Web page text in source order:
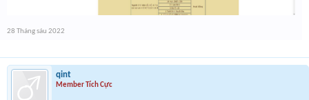
28 Tháng sáu 2022
qint
Member Tích Cực